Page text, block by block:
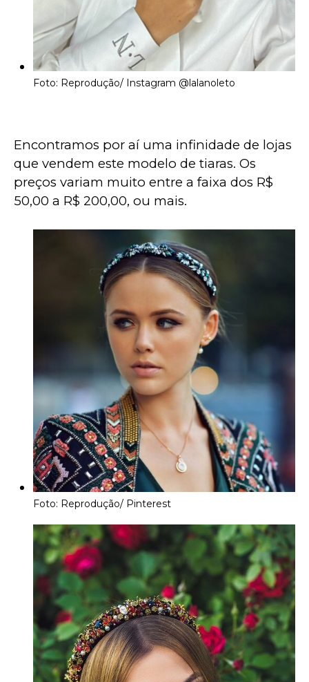
Foto: Reprodução/ Instagram @lalanoleto
Encontramos por aí uma infinidade de lojas
que vendem este modelo de tiaras. Os
preços variam muito entre a faixa dos R$
50,00 a R$ 200,00, ou mais.
Foto: Reprodução/ Pinterest